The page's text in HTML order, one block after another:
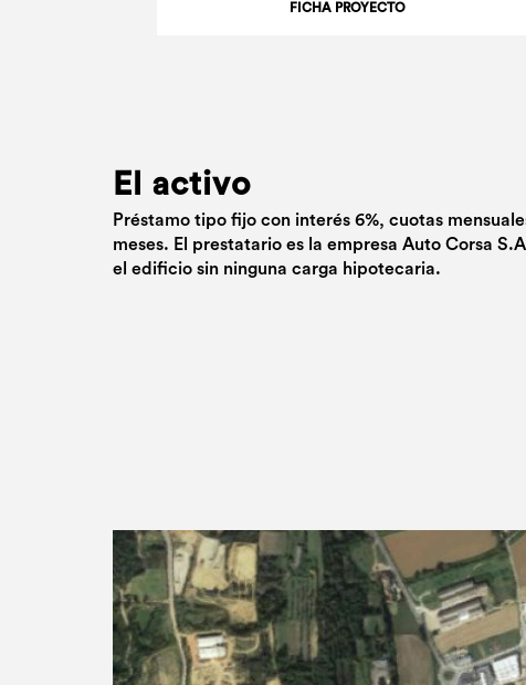
FICHA PROYECTO
El activo
Préstamo tipo fijo con interés 6%, cuotas
meses. El prestatario es la empresa Auto Corsa
el edificio sin ninguna carga hipotecaria.